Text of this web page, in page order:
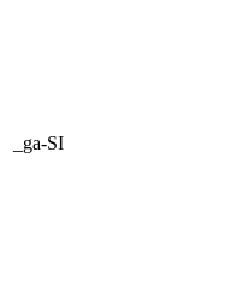
_ga-SI